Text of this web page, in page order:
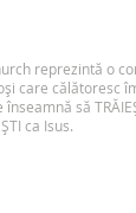
reprezintă o
care călătoresc
să
ca Isus.